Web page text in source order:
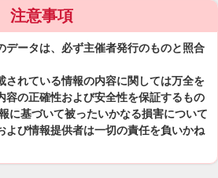
注意事項
データは、必ず主催者発行のものと照合
されている情報の内容に関しては万全を
容の正確性および安全性を保証するもの
に基づいて被ったいかなる損害について
よび情報提供者は一切の責任を負いかね